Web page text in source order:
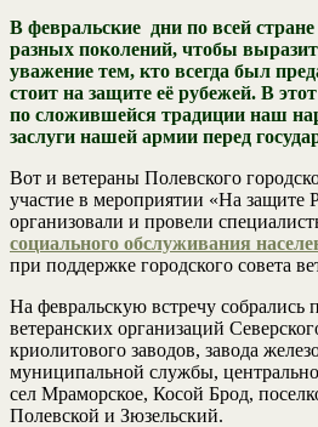
В февральские дни по всей
разных поколений, чтобы
уважение тем, кто всегда был
стоит на защите её рубежей. В
по сложившейся традиции наш
заслуги нашей армии перед
Вот и ветераны Полевского
участие в мероприятии «На защите
организовали и провели
социального обслуживания
при поддержке городского совета
На февральскую встречу собрались
ветеранских организаций
криолитового заводов, завода
муниципальной службы,
сел Мраморское, Косой Брод,
Полевской и Зюзельский.